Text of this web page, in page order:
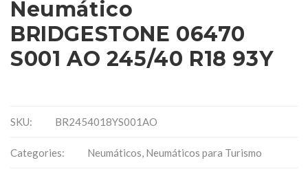
Neumático
BRIDGESTONE 06470
S001 AO 245/40 R18 93Y
SKU: BR2454018YS001AO
Categories: Neumáticos, Neumáticos para Turismo